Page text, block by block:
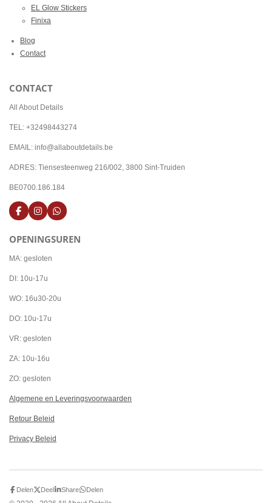
EL Glow Stickers
Finixa
Blog
Contact
CONTACT
All About Details
TEL: +32498443274
EMAIL: info@allaboutdetails.be
ADRES: Tiensesteenweg 216/002, 3800 Sint-Truiden
BE0700.186.184
F
a
e
o
I
n
g
m
W
h
t
OPENINGSUREN
MA: gesloten
DI: 10u-17u
WO: 16u30-20u
DO: 10u-17u
VR: gesloten
ZA: 10u-16u
ZO: gesloten
Algemene en Leveringsvoorwaarden
Retour Beleid
Privacy Beleid
Delen Deel Share Delen